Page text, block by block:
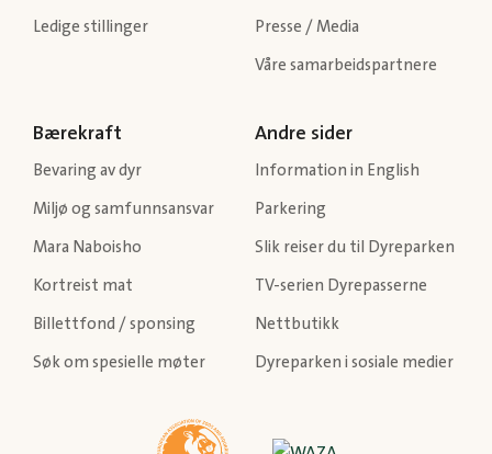
Ledige stillinger Presse / Media
Våre samarbeidspartnere
Bærekraft
Bevaring av dyr
Miljø og samfunnsansvar
Mara Naboisho
Kortreist mat
Billettfond / sponsing
Søk om spesielle møter
Andre sider
Information in English
Parkering
Slik reiser du til Dyreparken
TV-serien Dyrepasserne
Nettbutikk
Dyreparken i sosiale medier